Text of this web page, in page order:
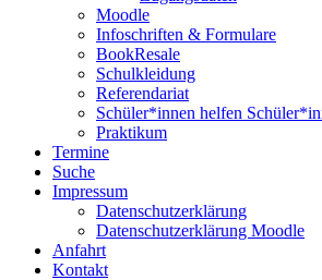
Moodle
Infoschriften & Formulare
BookResale
Schulkleidung
Referendariat
Schüler*innen helfen
Praktikum
Termine
Suche
Impressum
Datenschutzerklärung
Datenschutzerklärung Moodle
Anfahrt
Kontakt